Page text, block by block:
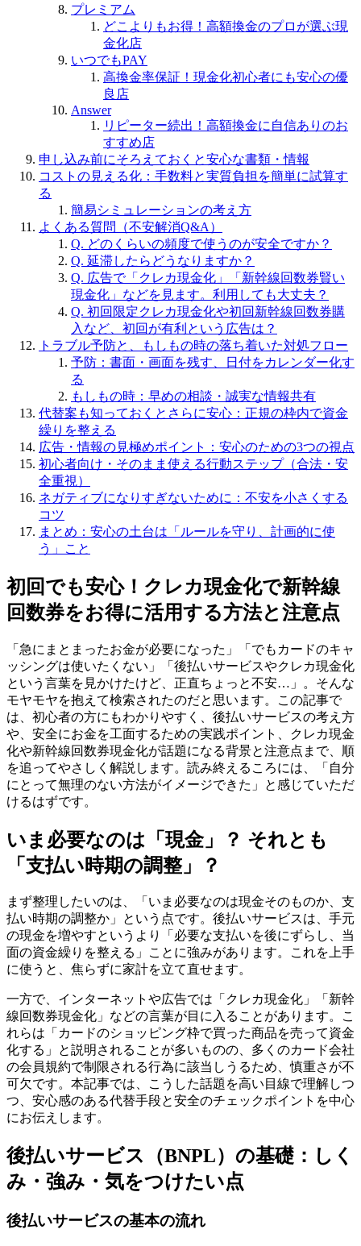
プレミアム
どこよりもお得！高額換金のプロが選ぶ現
金化店
いつでもPAY
高換金率保証！現金化初心者にも安心の優
良店
Answer
リピーター続出！高額換金に自信ありのお
すすめ店
申し込み前にそろえておくと安心な書類・情報
コストの見える化：手数料と実質負担を簡単に試算す
る
簡易シミュレーションの考え方
よくある質問（不安解消Q&A）
Q. どのくらいの頻度で使うのが安全ですか？
Q. 延滞したらどうなりますか？
Q. 広告で「クレカ現金化」「新幹線回数券賢い
現金化」などを見ます。利用しても大丈夫？
Q. 初回限定クレカ現金化や初回新幹線回数券購
入など、初回が有利という広告は？
トラブル予防と、もしもの時の落ち着いた対処フロー
予防：書面・画面を残す、日付をカレンダー化す
る
もしもの時：早めの相談・誠実な情報共有
代替案も知っておくとさらに安心：正規の枠内で資金
繰りを整える
広告・情報の見極めポイント：安心のための3つの視点
初心者向け・そのまま使える行動ステップ（合法・安
全重視）
ネガティブになりすぎないために：不安を小さくする
コツ
まとめ：安心の土台は「ルールを守り、計画的に使
う」こと
初回でも安心！クレカ現金化で新幹線
回数券をお得に活用する方法と注意点
「急にまとまったお金が必要になった」「でもカードのキャ
ッシングは使いたくない」「後払いサービスやクレカ現金化
という言葉を見かけたけど、正直ちょっと不安…」。そんな
モヤモヤを抱えて検索されたのだと思います。この記事で
は、初心者の方にもわかりやすく、後払いサービスの考え方
や、安全にお金を工面するための実践ポイント、クレカ現金
化や新幹線回数券現金化が話題になる背景と注意点まで、順
を追ってやさしく解説します。読み終えるころには、「自分
にとって無理のない方法がイメージできた」と感じていただ
けるはずです。
いま必要なのは「現金」？ それとも
「支払い時期の調整」？
まず整理したいのは、「いま必要なのは現金そのものか、支
払い時期の調整か」という点です。後払いサービスは、手元
の現金を増やすというより「必要な支払いを後にずらし、当
面の資金繰りを整える」ことに強みがあります。これを上手
に使うと、焦らずに家計を立て直せます。
一方で、インターネットや広告では「クレカ現金化」「新幹
線回数券現金化」などの言葉が目に入ることがあります。こ
れらは「カードのショッピング枠で買った商品を売って資金
化する」と説明されることが多いものの、多くのカード会社
の会員規約で制限される行為に該当しうるため、慎重さが不
可欠です。本記事では、こうした話題を高い目線で理解しつ
つ、安心感のある代替手段と安全のチェックポイントを中心
にお伝えします。
後払いサービス（BNPL）の基礎：しく
み・強み・気をつけたい点
後払いサービスの基本の流れ